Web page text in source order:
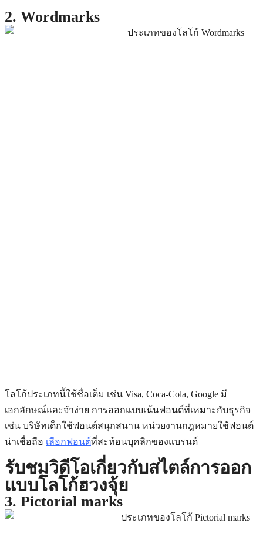
2. Wordmarks
โลโก้ประเภทนี้ใช้ชื่อเต็ม เช่น Visa, Coca-Cola, Google มี
เอกลักษณ์และจำง่าย การออกแบบเน้นฟอนต์ที่เหมาะกับธุรกิจ
เช่น บริษัทเด็กใช้ฟอนต์สนุกสนาน หน่วยงานกฎหมายใช้ฟอนต์
น่าเชื่อถือ เลือกฟอนต์ที่สะท้อนบุคลิกของแบรนด์
รับชมวิดีโอเกี่ยวกับสไตล์การออก
แบบโลโก้ฮวงจุ้ย
3. Pictorial marks